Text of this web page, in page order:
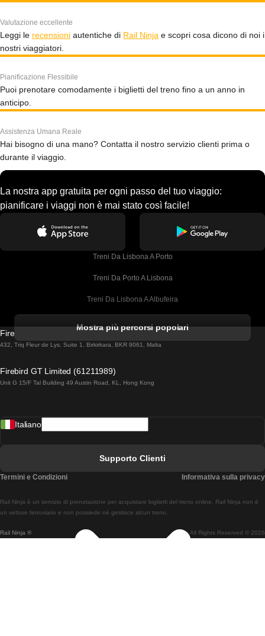
Valutazione eccellente
Leggi le recensioni autentiche di Rail Ninja e scopri cosa dicono di noi i
nostri viaggiatori.
Pianificazione Flessibile
Puoi prenotare comodamente i biglietti del treno fino a un anno in
anticipo.
Assistenza Umana Reale
Hai bisogno di una mano? Contatta il nostro servizio clienti prima o
durante il viaggio.
La nostra app gratuita per ogni passo del tuo viaggio:
pianificare i viaggi non è mai stato così facile!
Treni Da Lisbona A Porto
Treni Da Porto A Lisbona
Treni Da Lisbona A Albufeira
Treni Da Lisbona A Lagos
Treni Da Lisbona A Madrid
Treni Da Lisbon A Braga
Treni Da Braga A Lisbona
Mostra più percorsi popolari
Firebird GT Limited (OC 1451)
432, Triq Fleur de Lys, Suite 1, Birkirkara, BKR 9061, Malta
Firebird GT Limited (61211989)
Unit G 15/F Tal Building 49 Austin Road, KL, Hong Kong
Rail Ninja ® All Rights Reserved © 2026
Rail Ninja è un servizio di prenotazione per acquistare biglietti del treno online. Rail Ninja non è
un vettore ferroviario e non possiede né gestisce alcun treno.
Italiano
Supporto Clienti
Termini e Condizioni Informativa sulla privacy